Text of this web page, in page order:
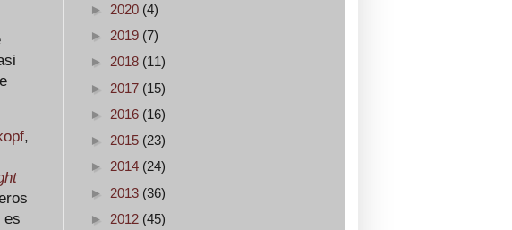
,
es
► 2020 (4)
► 2019 (7)
► 2018 (11)
► 2017 (15)
► 2016 (16)
► 2015 (23)
► 2014 (24)
► 2013 (36)
► 2012 (45)